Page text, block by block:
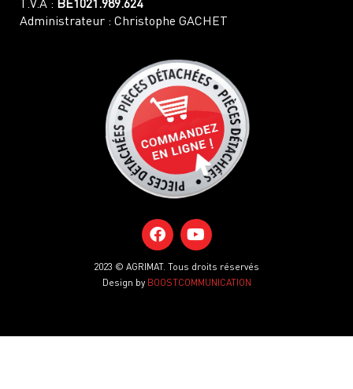
Administrateur : Christophe GACHET
2023 © AGRIMAT. Tous droits réservés
Design by BOOSTCOMMUNICATION